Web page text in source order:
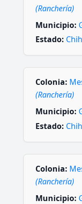
(Ranchería)
Municipio:
Estado:
Colonia:
(Ranchería)
Municipio:
Estado:
Colonia:
(Ranchería)
Municipio: